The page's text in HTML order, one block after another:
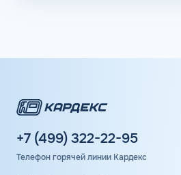
+7 (499) 322-22-95
Телефон горячей линии Кардекс